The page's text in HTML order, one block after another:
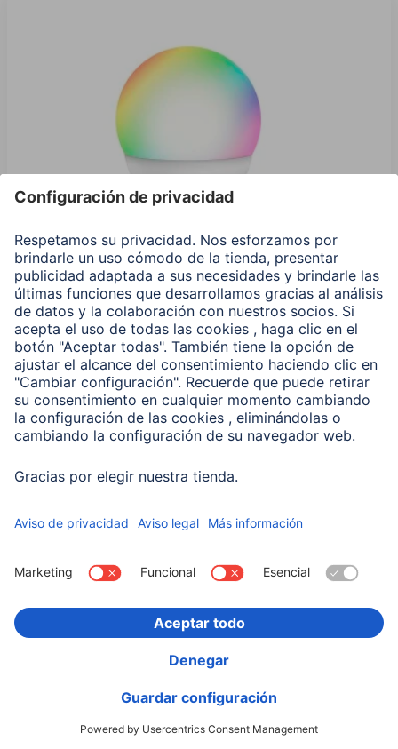
Hama Bombilla LED WLAN inteligente, E27, Matter,
9W, RGBW, Para control por voz
00176640
12,99 EUR